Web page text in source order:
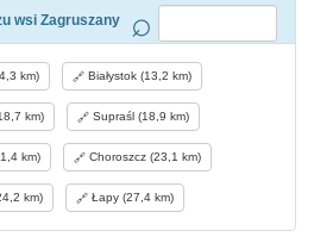
wsi Zagruszany
km) Białystok (13,2 km)
km) Supraśl (18,9 km)
km) Choroszcz (23,1 km)
km) Łapy (27,4 km)